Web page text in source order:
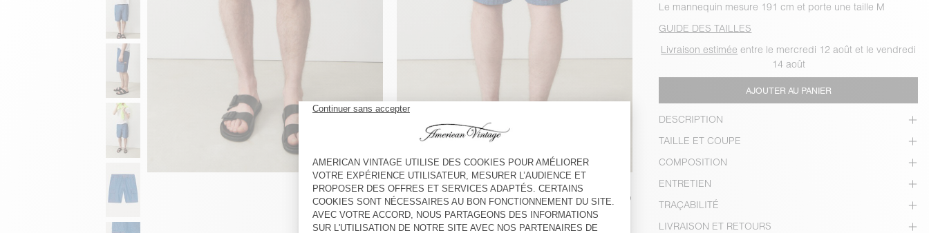
Le mannequin mesure 191 cm et porte une taille M
GUIDE DES TAILLES
Livraison estimée entre le mercredi 12 août et le vendredi
14 août
AJOUTER AU PANIER
DESCRIPTION
TAILLE ET COUPE
COMPOSITION
ENTRETIEN
TRAÇABILITÉ
LIVRAISON ET RETOURS